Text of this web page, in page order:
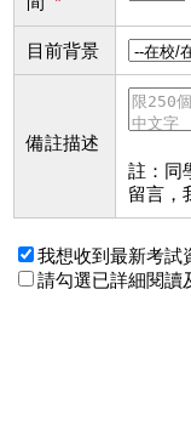
目前背景
備註描述
註：同
留言，
我想收到最新考試
請勾選已詳細閱讀